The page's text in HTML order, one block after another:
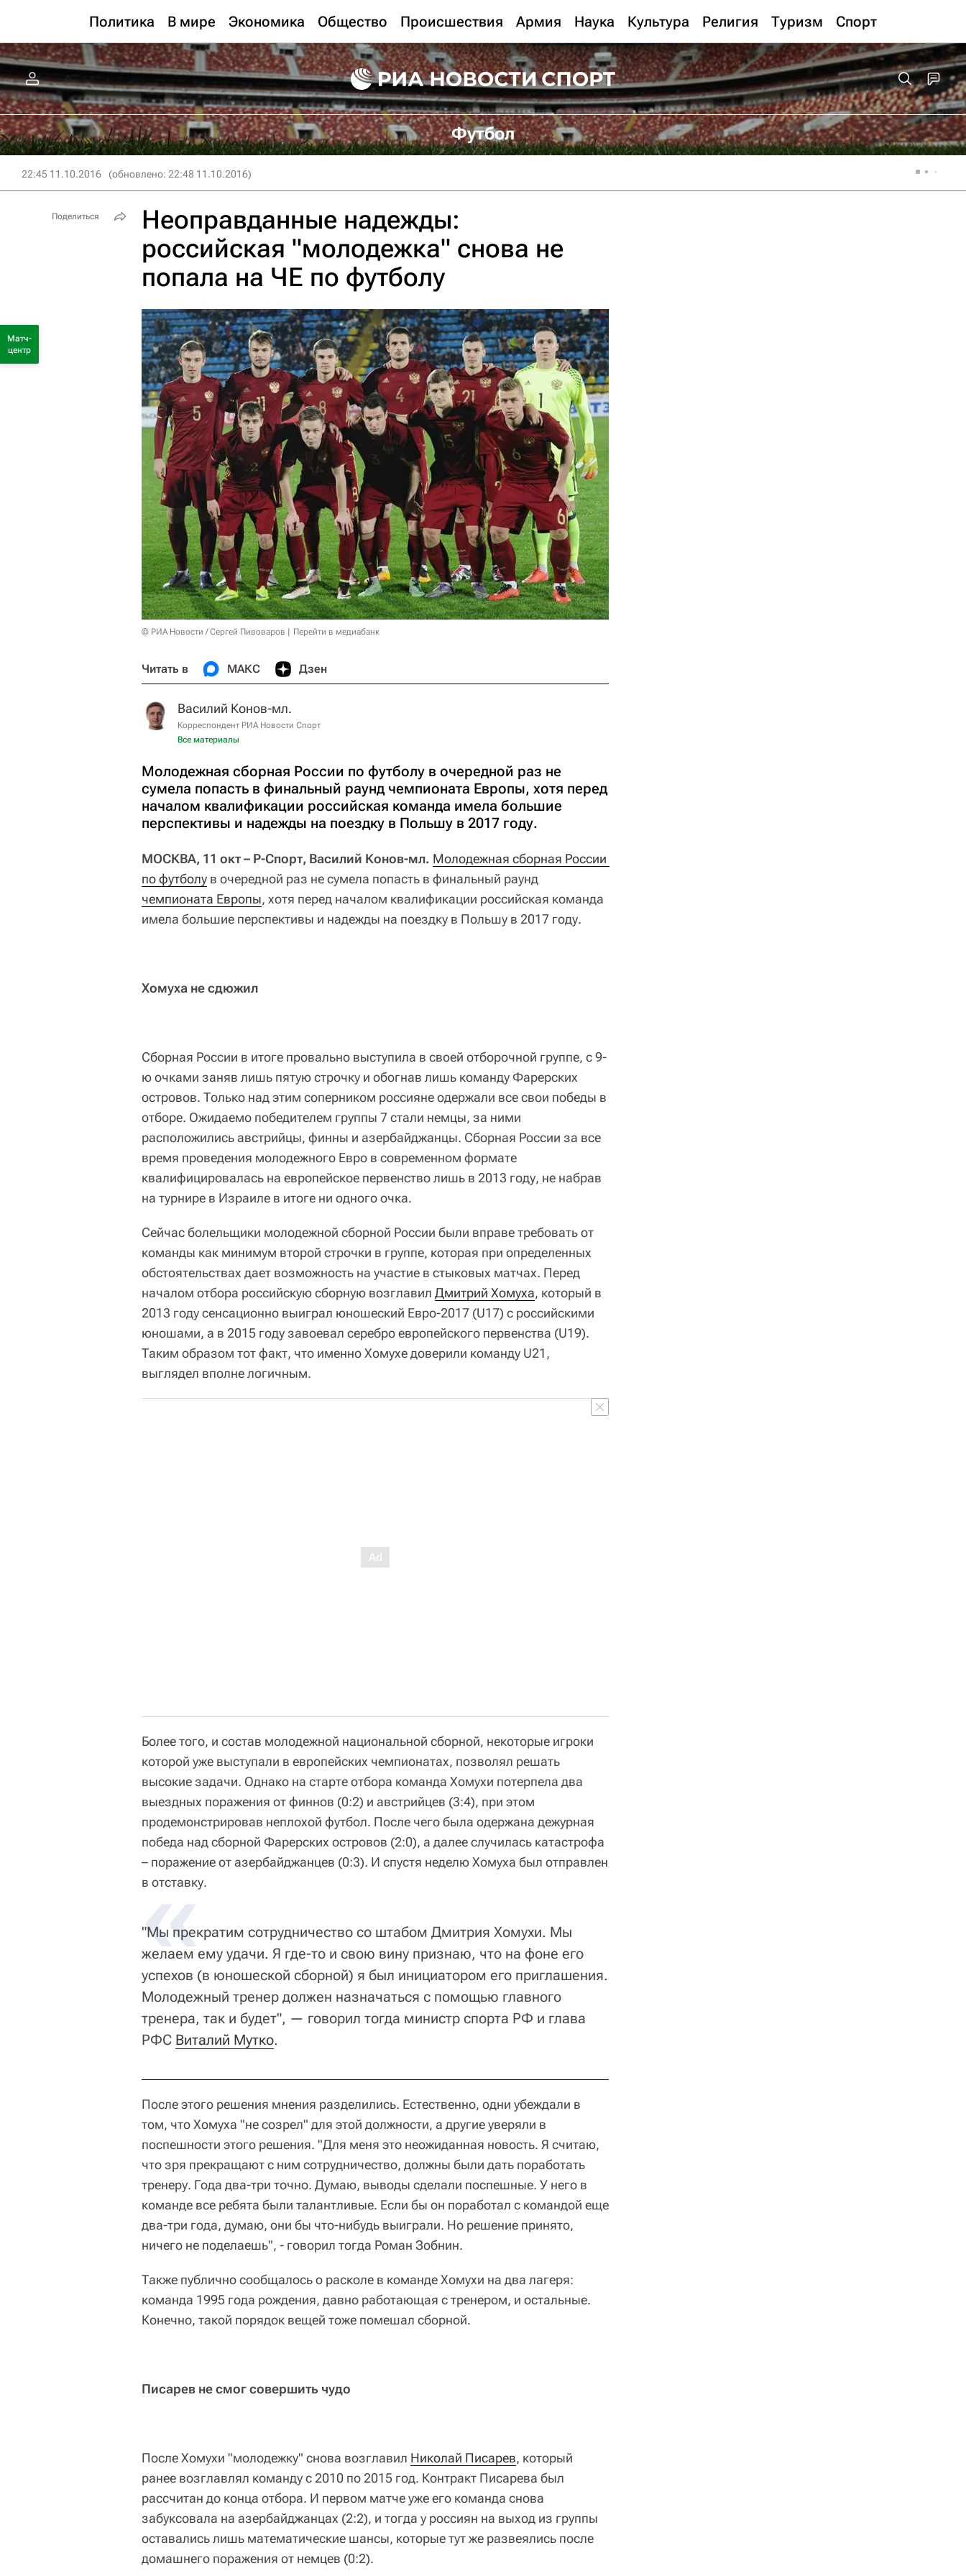
Политика В мире Экономика Общество Происшествия Армия Наука Культура Религия Туризм Спорт
Футбол
22:45 11.10.2016 (обновлено: 22:48 11.10.2016)
Неоправданные надежды:
российская "молодежка" снова не
попала на ЧЕ по футболу
© РИА Новости / Сергей Пивоваров Перейти в медиабанк
Читать в МАКС Дзен
Василий Конов-мл.
Корреспондент РИА Новости Спорт
Все материалы
Молодежная сборная России по футболу в очередной раз не
сумела попасть в финальный раунд чемпионата Европы, хотя перед
началом квалификации российская команда имела большие
перспективы и надежды на поездку в Польшу в 2017 году.
МОСКВА, 11 окт – Р-Спорт, Василий Конов-мл. Молодежная сборная России
по футболу в очередной раз не сумела попасть в финальный раунд
чемпионата Европы, хотя перед началом квалификации российская команда
имела большие перспективы и надежды на поездку в Польшу в 2017 году.
Хомуха не сдюжил
Сборная России в итоге провально выступила в своей отборочной группе, с 9-
ю очками заняв лишь пятую строчку и обогнав лишь команду Фарерских
островов. Только над этим соперником россияне одержали все свои победы в
отборе. Ожидаемо победителем группы 7 стали немцы, за ними
расположились австрийцы, финны и азербайджанцы. Сборная России за все
время проведения молодежного Евро в современном формате
квалифицировалась на европейское первенство лишь в 2013 году, не набрав
на турнире в Израиле в итоге ни одного очка.
Сейчас болельщики молодежной сборной России были вправе требовать от
команды как минимум второй строчки в группе, которая при определенных
обстоятельствах дает возможность на участие в стыковых матчах. Перед
началом отбора российскую сборную возглавил Дмитрий Хомуха, который в
2013 году сенсационно выиграл юношеский Евро-2017 (U17) с российскими
юношами, а в 2015 году завоевал серебро европейского первенства (U19).
Таким образом тот факт, что именно Хомухе доверили команду U21,
выглядел вполне логичным.
Более того, и состав молодежной национальной сборной, некоторые игроки
которой уже выступали в европейских чемпионатах, позволял решать
высокие задачи. Однако на старте отбора команда Хомухи потерпела два
выездных поражения от финнов (0:2) и австрийцев (3:4), при этом
продемонстрировав неплохой футбол. После чего была одержана дежурная
победа над сборной Фарерских островов (2:0), а далее случилась катастрофа
– поражение от азербайджанцев (0:3). И спустя неделю Хомуха был отправлен
в отставку.
"Мы прекратим сотрудничество со штабом Дмитрия Хомухи. Мы
желаем ему удачи. Я где-то и свою вину признаю, что на фоне его
успехов (в юношеской сборной) я был инициатором его приглашения.
Молодежный тренер должен назначаться с помощью главного
тренера, так и будет", — говорил тогда министр спорта РФ и глава
РФС Виталий Мутко.
После этого решения мнения разделились. Естественно, одни убеждали в
том, что Хомуха "не созрел" для этой должности, а другие уверяли в
поспешности этого решения. "Для меня это неожиданная новость. Я считаю,
что зря прекращают с ним сотрудничество, должны были дать поработать
тренеру. Года два-три точно. Думаю, выводы сделали поспешные. У него в
команде все ребята были талантливые. Если бы он поработал с командой еще
два-три года, думаю, они бы что-нибудь выиграли. Но решение принято,
ничего не поделаешь", - говорил тогда Роман Зобнин.
Также публично сообщалось о расколе в команде Хомухи на два лагеря:
команда 1995 года рождения, давно работающая с тренером, и остальные.
Конечно, такой порядок вещей тоже помешал сборной.
Писарев не смог совершить чудо
После Хомухи "молодежку" снова возглавил Николай Писарев, который
ранее возглавлял команду с 2010 по 2015 год. Контракт Писарева был
рассчитан до конца отбора. И первом матче уже его команда снова
забуксовала на азербайджанцах (2:2), и тогда у россиян на выход из группы
оставались лишь математические шансы, которые тут же развеялись после
домашнего поражения от немцев (0:2).
Поделиться
Матч-
центр